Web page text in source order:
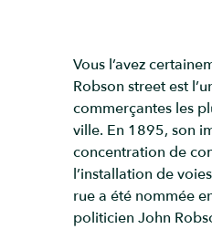
Vous l’avez
Robson street est
commerçantes les
ville. En 1895, son
concentration de
l’installation de
rue a été nommée
politicien John